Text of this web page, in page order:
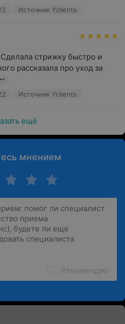
Источник Yclients
стрижку быстро и
рассказала про уход за
Источник Yclients
ещё
мнением
Рекомендую